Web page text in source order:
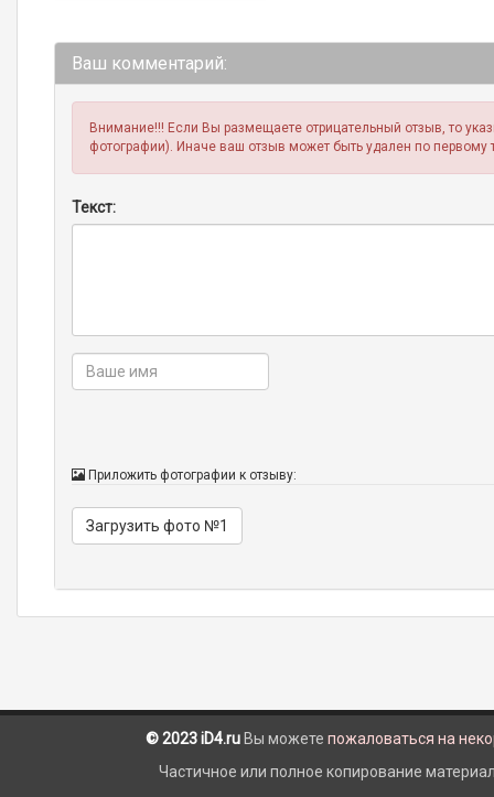
Ваш комментарий:
Внимание!!! Если Вы размещаете отрицательный отзыв, то
фотографии). Иначе ваш отзыв может быть удален по первому
Текст:
Приложить фотографии к отзыву:
Загрузить фото №1
© 2023 iD4.ru Вы можете пожаловаться на
Частичное или полное копирование